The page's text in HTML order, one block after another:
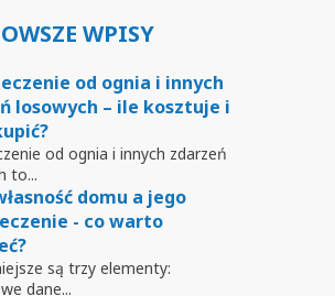
WPISY
od ognia i innych
losowych – ile kosztuje i
od ognia i innych zdarzeń
to...
domu a jego
- co warto
są trzy elementy:
dane...